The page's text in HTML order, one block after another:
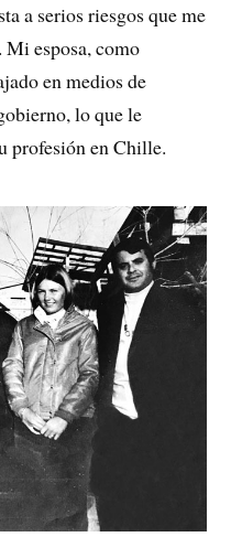
a serios riesgos que me
esposa, como
en medios de
lo que le
profesión en Chille.